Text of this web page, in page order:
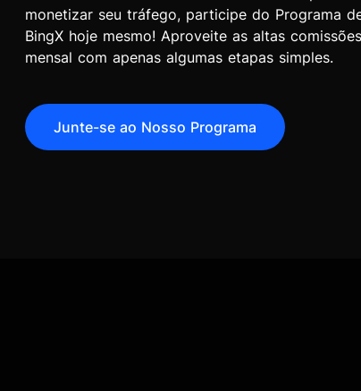
monetizar seu tráfego, participe do Programa
BingX hoje mesmo! Aproveite as altas
mensal com apenas algumas etapas simples.
Junte-se ao Nosso Programa